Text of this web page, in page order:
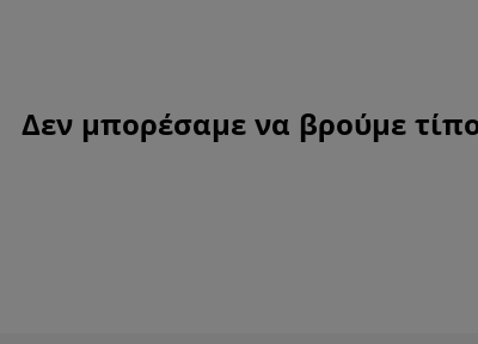
Δεν μπορέσαμε να βρούμε